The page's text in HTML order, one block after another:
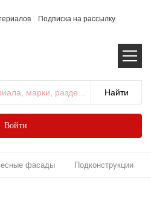
Подписка на рассылку
марки, раздела...
Войти
фасады Подконструкции